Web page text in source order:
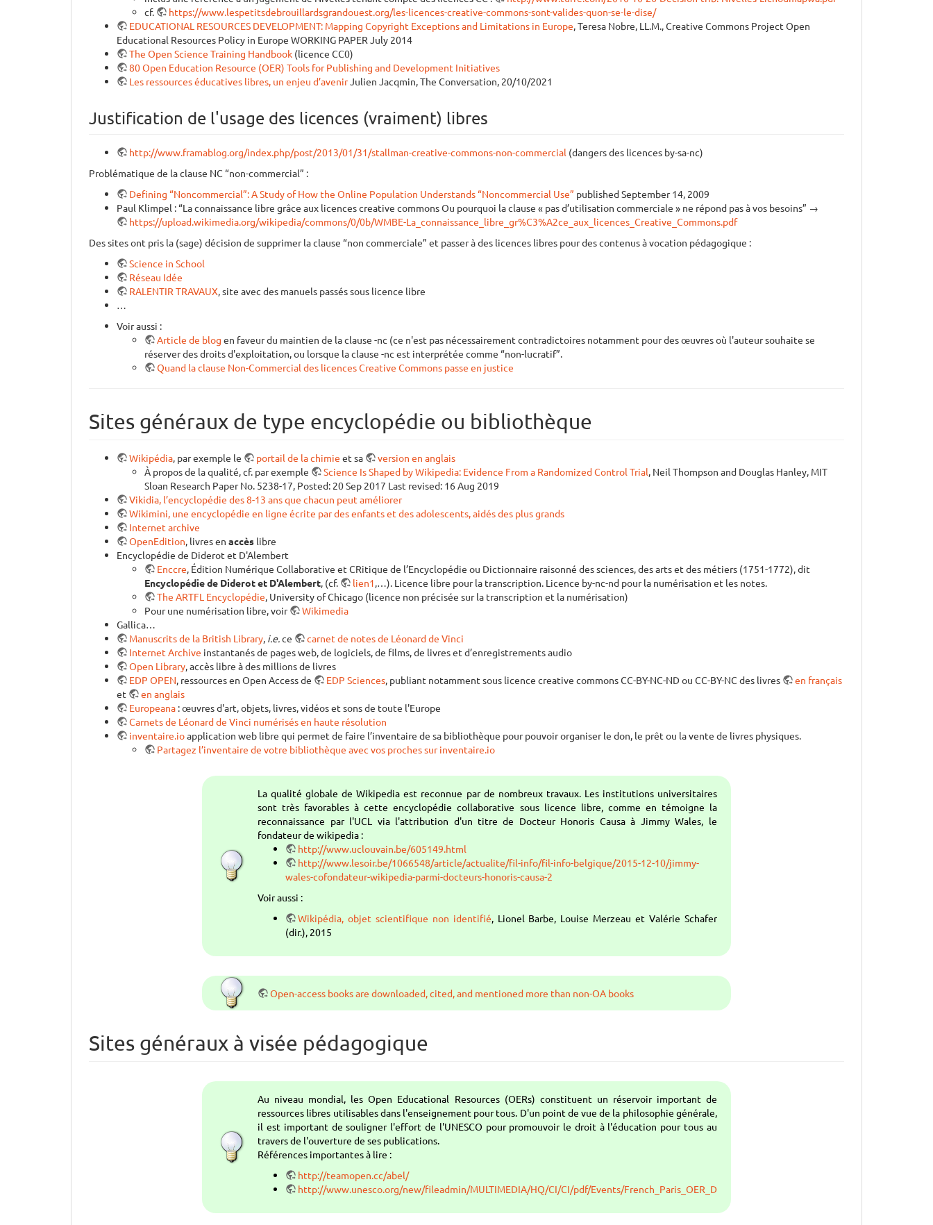
cf.
https://www.lespetitsdebrouillardsgrandouest.org/les-licences-creative-commons-sont-valides-quon-se-le-dise/
EDUCATIONAL RESOURCES DEVELOPMENT: Mapping Copyright Exceptions and Limitations in Europe , Teresa Nobre, LL.M., Creative Commons Project Open
Educational Resources Policy in Europe WORKING PAPER July 2014
The Open Science Training Handbook (licence CC0)
80 Open Education Resource (OER) Tools for Publishing and Development Initiatives
Les ressources éducatives libres, un enjeu d’avenirJulien Jacqmin, The Conversation, 20/10/2021
Justification de l'usage des licences (vraiment) libres
http://www.framablog.org/index.php/post/2013/01/31/stallman-creative-commons-non-commercial (dangers des licences by-sa-nc)
Problématique de la clause NC “non-commercial” :
Defining “Noncommercial”: A Study of How the Online Population Understands “Noncommercial Use” published September 14, 2009
Paul Klimpel : “La connaissance libre grâce aux licences creative commons Ou pourquoi la clause « pas d’utilisation commerciale » ne répond pas à vos besoins” →
https://upload.wikimedia.org/wikipedia/commons/0/0b/WMBE-La_connaissance_libre_gr%C3%A2ce_aux_licences_Creative_Commons.pdf
Des sites ont pris la (sage) décision de supprimer la clause “non commerciale” et passer à des licences libres pour des contenus à vocation pédagogique :
Science in School
Réseau Idée
RALENTIR TRAVAUX , site avec des manuels passés sous licence libre
Voir aussi :
Article de blog en faveur du maintien de la clause -nc (ce n'est pas nécessairement contradictoires notamment pour des œuvres où l'auteur souhaite se
réserver des droits d'exploitation, ou lorsque la clause -nc est interprétée comme “non-lucratif”.
Quand la clause Non-Commercial des licences Creative Commons passe en justice
Sites généraux de type encyclopédie ou bibliothèque
Wikipédia , par exemple le portail de la chimie et sa
version en anglais
À propos de la qualité, cf. par exemple
Science Is Shaped by Wikipedia: Evidence From a Randomized Control Trial , Neil Thompson and Douglas Hanley, MIT
Sloan Research Paper No. 5238-17, Posted: 20 Sep 2017 Last revised: 16 Aug 2019
Vikidia, l’encyclopédie des 8-13 ans que chacun peut améliorer
Wikimini, une encyclopédie en ligne écrite par des enfants et des adolescents, aidés des plus grands
Internet archive
OpenEdition , livres en accès libre
Encyclopédie de Diderot et D'Alembert
Enccre , Édition Numérique Collaborative et CRitique de l’Encyclopédie ou Dictionnaire raisonné des sciences, des arts et des métiers (1751-1772), dit
Encyclopédie de Diderot et D'Alembert , (cf. lien1
,…). Licence libre pour la transcription. Licence by-nc-nd pour la numérisation et les notes.
The ARTFL Encyclopédie , University of Chicago (licence non précisée sur la transcription et la numérisation)
Pour une numérisation libre, voir
Wikimedia
Gallica…
Manuscrits de la British Library i.e. ce
carnet de notes de Léonard de Vinci
Internet Archive instantanés de pages web, de logiciels, de films, de livres et d’enregistrements audio
Open Library , accès libre à des millions de livres
EDP OPEN , ressources en Open Access de EDP Sciences , publiant notamment sous licence creative commons CC-BY-NC-ND ou CC-BY-NC des livres
en français
et
en anglais
Europeana : œuvres d'art, objets, livres, vidéos et sons de toute l'Europe
Carnets de Léonard de Vinci numérisés en haute résolution
inventaire.ioapplication web libre qui permet de faire l’inventaire de sa bibliothèque pour pouvoir organiser le don, le prêt ou la vente de livres physiques.
Partagez l’inventaire de votre bibliothèque avec vos proches sur inventaire.io
La qualité globale de Wikipedia est reconnue par de nombreux travaux. Les institutions universitaires
sont très favorables à cette encyclopédie collaborative sous licence libre, comme en témoigne la
reconnaissance par l'UCL via l'attribution d'un titre de Docteur Honoris Causa à Jimmy Wales, le
fondateur de wikipedia :
http://www.uclouvain.be/605149.html
http://www.lesoir.be/1066548/article/actualite/fil-info/fil-info-belgique/2015-12-10/jimmy-
wales-cofondateur-wikipedia-parmi-docteurs-honoris-causa-2
Voir aussi :
Wikipédia, objet scientifique non identifié , Lionel Barbe, Louise Merzeau et Valérie Schafer
(dir.), 2015
Open-access books are downloaded, cited, and mentioned more than non-OA books
Sites généraux à visée pédagogique
Au niveau mondial, les Open Educational Resources (OERs) constituent un réservoir important de
ressources libres utilisables dans l'enseignement pour tous. D'un point de vue de la philosophie générale,
il est important de souligner l'effort de l'UNESCO pour promouvoir le droit à l'éducation pour tous au
travers de l'ouverture de ses publications.
Références importantes à lire :
http://teamopen.cc/abel/
http://www.unesco.org/new/fileadmin/MULTIMEDIA/HQ/CI/CI/pdf/Events/French_Paris_OER_Declaration.pdf